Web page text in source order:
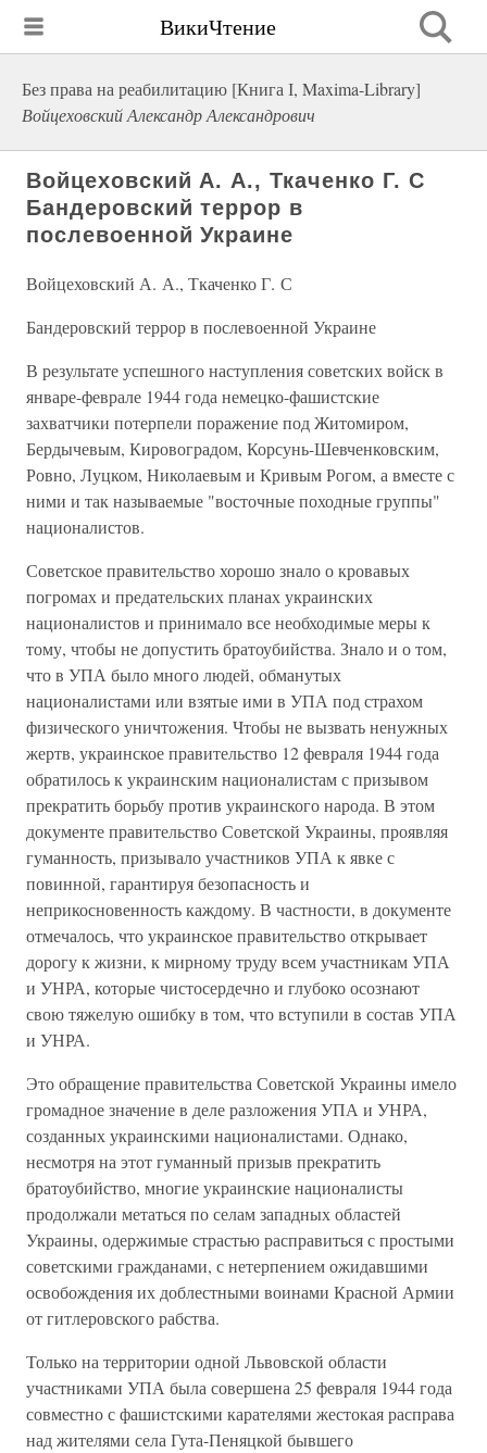
ВикиЧтение
Без права на реабилитацию [Книга І, Maxima-Library]
Войцеховский Александр Александрович
Войцеховский А. А., Ткаченко Г. С
Бандеровский террор в
послевоенной Украине
Войцеховский А. А., Ткаченко Г. С
Бандеровский террор в послевоенной Украине
В результате успешного наступления советских войск в
январе-феврале 1944 года немецко-фашистские
захватчики потерпели поражение под Житомиром,
Бердычевым, Кировоградом, Корсунь-Шевченковским,
Ровно, Луцком, Николаевым и Кривым Рогом, а вместе с
ними и так называемые "восточные походные группы"
националистов.
Советское правительство хорошо знало о кровавых
погромах и предательских планах украинских
националистов и принимало все необходимые меры к
тому, чтобы не допустить братоубийства. Знало и о том,
что в УПА было много людей, обманутых
националистами или взятые ими в УПА под страхом
физического уничтожения. Чтобы не вызвать ненужных
жертв, украинское правительство 12 февраля 1944 года
обратилось к украинским националистам с призывом
прекратить борьбу против украинского народа. В этом
документе правительство Советской Украины, проявляя
гуманность, призывало участников УПА к явке с
повинной, гарантируя безопасность и
неприкосновенность каждому. В частности, в документе
отмечалось, что украинское правительство открывает
дорогу к жизни, к мирному труду всем участникам УПА
и УНРА, которые чистосердечно и глубоко осознают
свою тяжелую ошибку в том, что вступили в состав УПА
и УНРА.
Это обращение правительства Советской Украины имело
громадное значение в деле разложения УПА и УНРА,
созданных украинскими националистами. Однако,
несмотря на этот гуманный призыв прекратить
братоубийство, многие украинские националисты
продолжали метаться по селам западных областей
Украины, одержимые страстью расправиться с простыми
советскими гражданами, с нетерпением ожидавшими
освобождения их доблестными воинами Красной Армии
от гитлеровского рабства.
Только на территории одной Львовской области
участниками УПА была совершена 25 февраля 1944 года
совместно с фашистскими карателями жестокая расправа
над жителями села Гута-Пеняцкой бывшего